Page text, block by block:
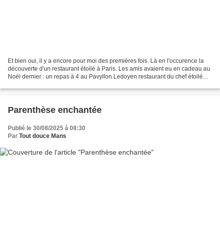
Et bien oui, il y a encore pour moi des premières fois. Là en l'occurence la
découverte d'un restaurant étoilé à Paris. Les amis avaient eu en cadeau au
Noël dernier : un repas à 4 au Pavyllon Ledoyen restaurant du chef étoilé
Parenthèse enchantée
Publié le 30/08/2025 à 08:30
Par Tout douce Mans